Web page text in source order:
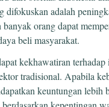
difokuskan adalah
banyak orang dapat
beli masyarakat.
kekhawatiran
tradisional. Apabila
keuntungan